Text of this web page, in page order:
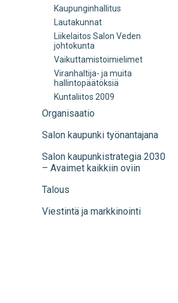
Kaupunginhallitus
Lautakunnat
Liikelaitos Salon Veden
johtokunta
Vaikuttamistoimielimet
Viranhaltija- ja muita
hallintopäätöksiä
Kuntaliitos 2009
Organisaatio
Salon kaupunki työnantajana
Salon kaupunkistrategia 2030
– Avaimet kaikkiin oviin
Talous
Viestintä ja markkinointi